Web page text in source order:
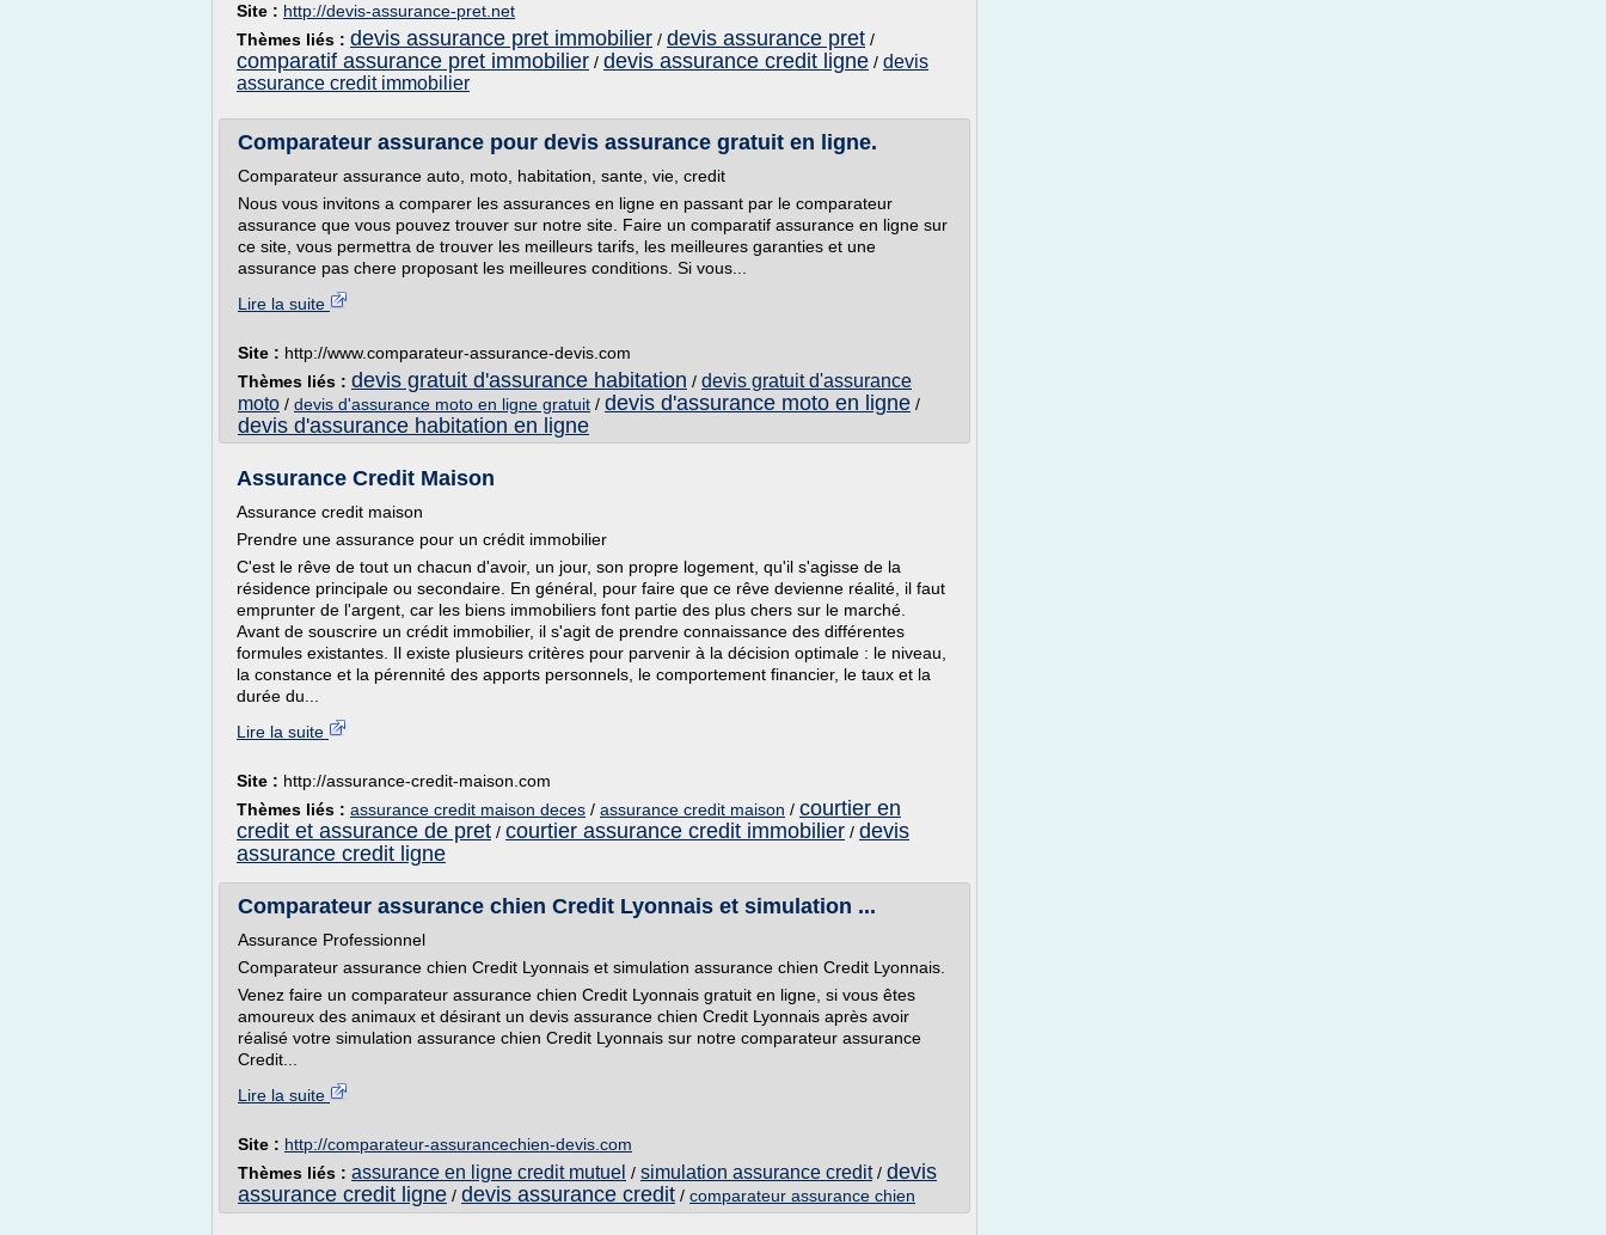
Site : http://devis-assurance-pret.net
Thèmes liés : devis assurance pret immobilier / devis assurance pret /
comparatif assurance pret immobilier / devis assurance credit ligne / devis
assurance credit immobilier
Comparateur assurance pour devis assurance gratuit en ligne.
Comparateur assurance auto, moto, habitation, sante, vie, credit
Nous vous invitons a comparer les assurances en ligne en passant par le comparateur
assurance que vous pouvez trouver sur notre site. Faire un comparatif assurance en ligne sur
ce site, vous permettra de trouver les meilleurs tarifs, les meilleures garanties et une
assurance pas chere proposant les meilleures conditions. Si vous...
Lire la suite
Site : http://www.comparateur-assurance-devis.com
Thèmes liés : devis gratuit d'assurance habitation / devis gratuit d'assurance
moto / devis d'assurance moto en ligne gratuit / devis d'assurance moto en ligne /
devis d'assurance habitation en ligne
Assurance Credit Maison
Assurance credit maison
Prendre une assurance pour un crédit immobilier
C'est le rêve de tout un chacun d'avoir, un jour, son propre logement, qu'il s'agisse de la
résidence principale ou secondaire. En général, pour faire que ce rêve devienne réalité, il faut
emprunter de l'argent, car les biens immobiliers font partie des plus chers sur le marché.
Avant de souscrire un crédit immobilier, il s'agit de prendre connaissance des différentes
formules existantes. Il existe plusieurs critères pour parvenir à la décision optimale : le niveau,
la constance et la pérennité des apports personnels, le comportement financier, le taux et la
durée du...
Lire la suite
Site : http://assurance-credit-maison.com
Thèmes liés : assurance credit maison deces / assurance credit maison / courtier en
credit et assurance de pret / courtier assurance credit immobilier / devis
assurance credit ligne
Comparateur assurance chien Credit Lyonnais et simulation ...
Assurance Professionnel
Comparateur assurance chien Credit Lyonnais et simulation assurance chien Credit Lyonnais.
Venez faire un comparateur assurance chien Credit Lyonnais gratuit en ligne, si vous êtes
amoureux des animaux et désirant un devis assurance chien Credit Lyonnais après avoir
réalisé votre simulation assurance chien Credit Lyonnais sur notre comparateur assurance
Credit...
Lire la suite
Site : http://comparateur-assurancechien-devis.com
Thèmes liés : assurance en ligne credit mutuel / simulation assurance credit/ devis
assurance credit ligne / devis assurance credit / comparateur assurance chien